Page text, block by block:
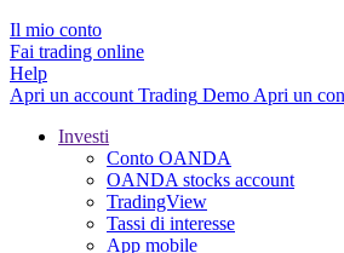
Il mio conto
Fai trading online
Help
Apri un account Trading Demo Apri un
Investi
Conto OANDA
OANDA stocks account
TradingView
Tassi di interesse
App mobile